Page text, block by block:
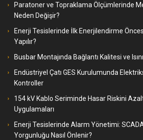
Paratoner ve Topraklama Ölçümlerinde
Neden Değişir?
Enerji Tesislerinde İlk Enerjilendirme
Yapılır?
Busbar Montajında Bağlantı Kalitesi ve
Endüstriyel Çatı GES Kurulumunda
Kontroller
154 kV Kablo Seriminde Hasar Riskini
Uygulamaları
Enerji Tesislerinde Alarm Yönetimi:
Yorgunluğu Nasıl Önlenir?